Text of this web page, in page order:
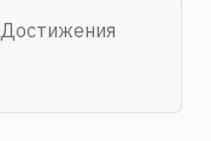
Достижения